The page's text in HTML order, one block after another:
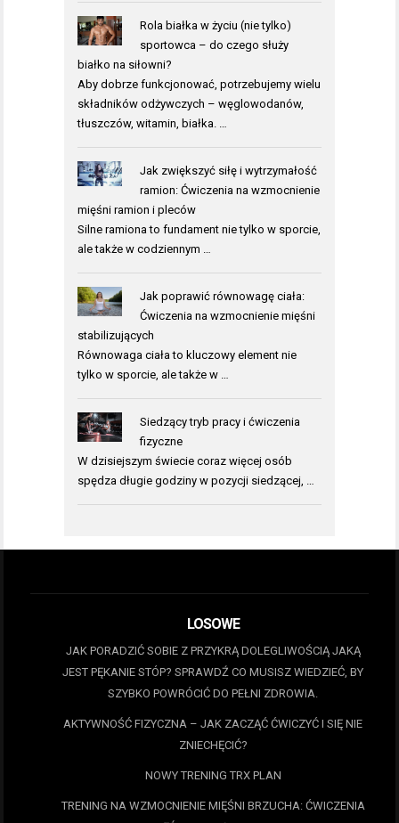
Rola białka w życiu (nie tylko)
sportowca – do czego służy
białko na siłowni?
Aby dobrze funkcjonować, potrzebujemy wielu
składników odżywczych – węglowodanów,
tłuszczów, witamin, białka. …
Jak zwiększyć siłę i wytrzymałość
ramion: Ćwiczenia na wzmocnienie
mięśni ramion i pleców
Silne ramiona to fundament nie tylko w sporcie,
ale także w codziennym …
Jak poprawić równowagę ciała:
Ćwiczenia na wzmocnienie mięśni
stabilizujących
Równowaga ciała to kluczowy element nie
tylko w sporcie, ale także w …
Siedzący tryb pracy i ćwiczenia
fizyczne
W dzisiejszym świecie coraz więcej osób
spędza długie godziny w pozycji siedzącej, …
LOSOWE
JAK PORADZIĆ SOBIE Z PRZYKRĄ DOLEGLIWOŚCIĄ JAKĄ
JEST PĘKANIE STÓP? SPRAWDŹ CO MUSISZ WIEDZIEĆ, BY
SZYBKO POWRÓCIĆ DO PEŁNI ZDROWIA.
AKTYWNOŚĆ FIZYCZNA – JAK ZACZĄĆ ĆWICZYĆ I SIĘ NIE
ZNIECHĘCIĆ?
NOWY TRENING TRX PLAN
TRENING NA WZMOCNIENIE MIĘŚNI BRZUCHA: ĆWICZENIA